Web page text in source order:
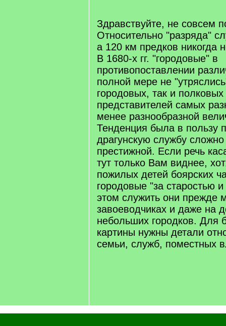
Здравствуйте, не совсем
Относительно "разряда"
а 120 км предков никогда
В 1680-х гг. "городовые" в
противопоставлении
полной мере не
городовых, так и
представителей самых
менее разнообразной
Тенденция была в пользу
драгунскую службу
престижной. Если речь
тут только Вам виднее,
пожилых детей боярских
городовые "за старостью
этом служить они прежде
завоеводчиках и даже на
небольших городков. Для
картины нужны детали
семьи, служб, поместных